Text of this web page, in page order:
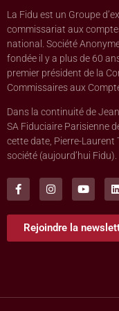
La Fidu est un Groupe
commissariat aux
national. Société
fondée il y a plus de 60
premier président de la
Commissaires aux
Dans la continuité de
SA Fiduciaire Parisienne
cette date, Pierre-Laurent
société (aujourd’hui Fidu).
Rejoindre la